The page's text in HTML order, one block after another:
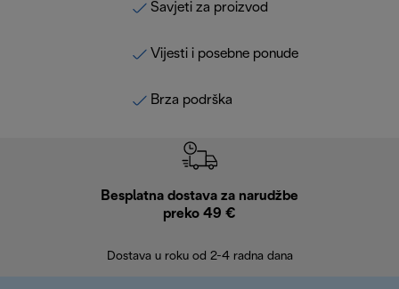
Savjeti za proizvod
Vijesti i posebne ponude
Brza podrška
Besplatna dostava za narudžbe
preko 49 €
Dostava u roku od 2-4 radna dana